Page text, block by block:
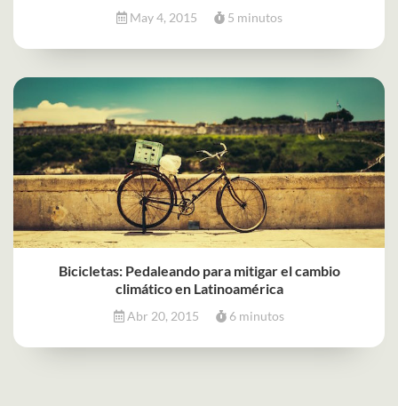
May 4, 2015 5 minutos
Bicicletas: Pedaleando para mitigar el cambio
climático en Latinoamérica
Abr 20, 2015 6 minutos